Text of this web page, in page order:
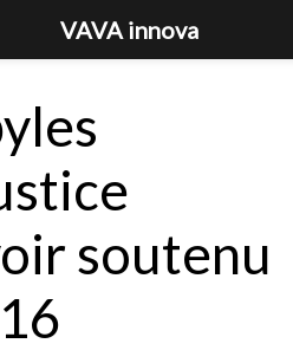
soutenu
VAVA innova